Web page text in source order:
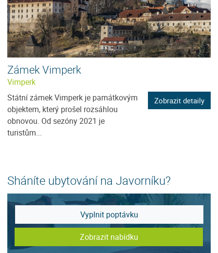
Zámek Vimperk
Vimperk
Státní zámek Vimperk je památkovým
objektem, který prošel rozsáhlou
obnovou. Od sezóny 2021 je
turistům...
Zobrazit detaily
Sháníte ubytování na Javorníku?
Vyplnit poptávku
Zobrazit nabídku